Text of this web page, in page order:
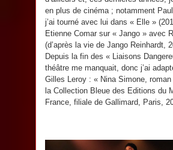
en plus de cinéma ; notamment Paul
j’ai tourné avec lui dans « Elle »
Etienne Comar sur « Jango » avec
(d’après la vie de Jango Reinhardt,
Depuis la fin des « Liaisons
théâtre me manquait, donc j’ai
Gilles Leroy : « Nina Simone, roman
la Collection Bleue des Editions du
France, filiale de Gallimard, Paris,